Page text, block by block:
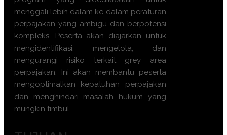
menggali lebih dalam ke dalam peraturan
perpajakan yang ambigu dan berpotensi
kompleks. Peserta akan diajarkan untuk
mengidentifikasi, mengelola, dan
mengurangi risiko terkait grey area
perpajakan. Ini akan membantu peserta
mengoptimalkan kepatuhan perpajakan
dan menghindari masalah hukum yang
mungkin timbul.